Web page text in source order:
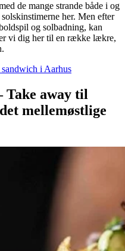
de mange strande både i og
her. Men efter
og solbadning, kan
vi dig her til en række lækre,
i Aarhus
Take away til
mellemøstlige